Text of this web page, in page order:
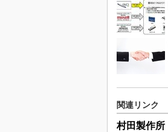
関連リンク
村田製作所